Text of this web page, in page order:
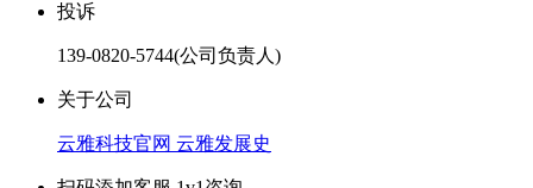
投诉
139-0820-5744(公司负责人)
关于公司
云雅科技官网 云雅发展史